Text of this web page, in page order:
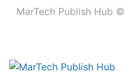
MarTech Publish Hub ©